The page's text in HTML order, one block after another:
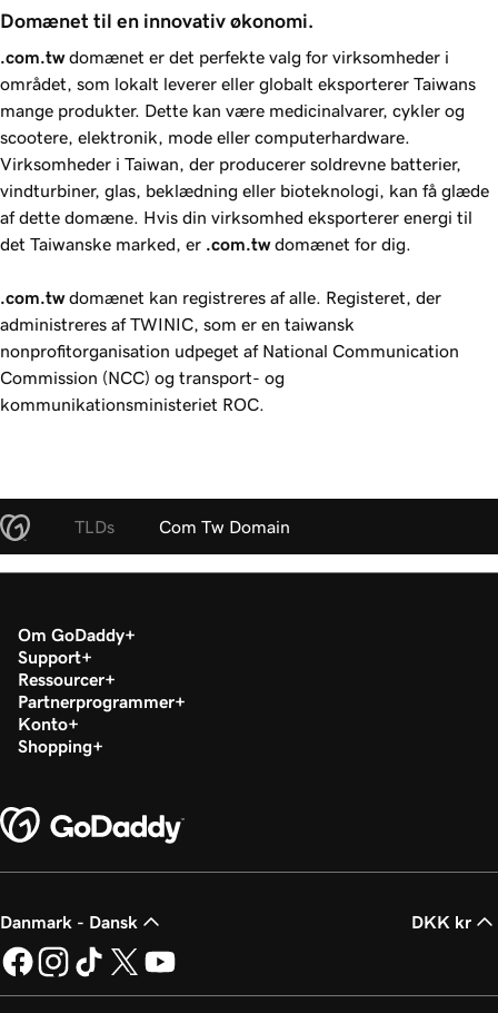
Domænet til en innovativ økonomi.
.com.twdomænet er det perfekte valg for virksomheder i
området, som lokalt leverer eller globalt eksporterer Taiwans
mange produkter. Dette kan være medicinalvarer, cykler og
scootere, elektronik, mode eller computerhardware.
Virksomheder i Taiwan, der producerer soldrevne batterier,
vindturbiner, glas, beklædning eller bioteknologi, kan få glæde
af dette domæne. Hvis din virksomhed eksporterer energi til
det Taiwanske marked, er .com.twdomænet for dig.
.com.twdomænet kan registreres af alle. Registeret, der
administreres af TWINIC, som er en taiwansk
nonprofitorganisation udpeget af National Communication
Commission (NCC) og transport- og
kommunikationsministeriet ROC.
TLDs Com Tw Domain
Om GoDaddy
Support
Ressourcer
Partnerprogrammer
Konto
Shopping
Danmark - Dansk DKK kr